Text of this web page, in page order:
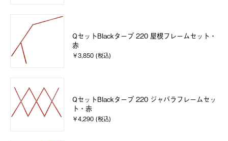
QセットBlackタープ 220 屋根フレームセット・
赤
￥3,850 (税込)
QセットBlackタープ 220 ジャバラフレームセッ
ト・赤
￥4,290 (税込)